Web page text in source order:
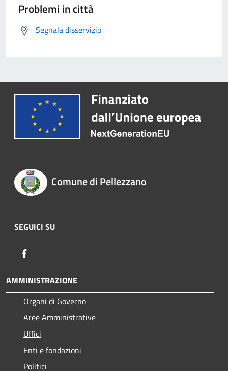
Problemi in città
Segnala disservizio
Comune di Pellezzano
SEGUICI SU
AMMINISTRAZIONE
Organi di Governo
Aree Amministrative
Uffici
Enti e fondazioni
Politici